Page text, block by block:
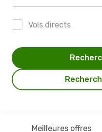
Vols directs
Meilleures offres